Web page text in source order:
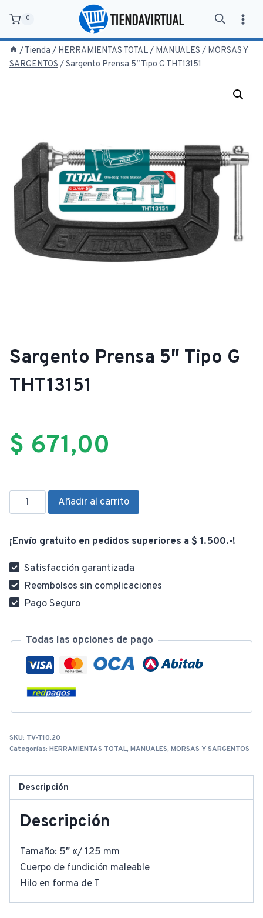
contenido
0
/Tienda / HERRAMIENTAS TOTAL/ MANUALES / MORSAS Y
SARGENTOS /Sargento Prensa 5″ Tipo G THT13151
Sargento Prensa 5″ Tipo G
THT13151
$ 671,00
Sargento
Prensa
Tipo
G
THT13151
cantidad
Añadir al carrito
¡Envío gratuito en pedidos superiores a $ 1.500.-!
Satisfacción garantizada
Reembolsos sin complicaciones
Pago Seguro
Todas las opciones de pago
SKU: TV-T10.20
Categorías: HERRAMIENTAS TOTAL, MANUALES, MORSAS Y SARGENTOS
Descripción
Descripción
Tamaño: 5″ «/ 125 mm
Cuerpo de fundición maleable
Hilo en forma de T